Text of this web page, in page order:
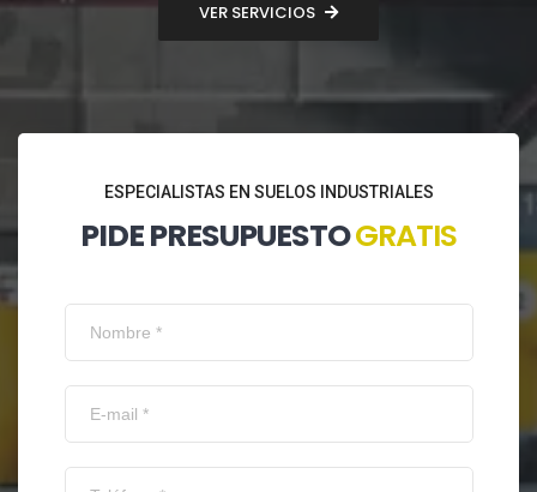
VER SERVICIOS
ESPECIALISTAS EN SUELOS INDUSTRIALES
PIDE PRESUPUESTOGRATIS